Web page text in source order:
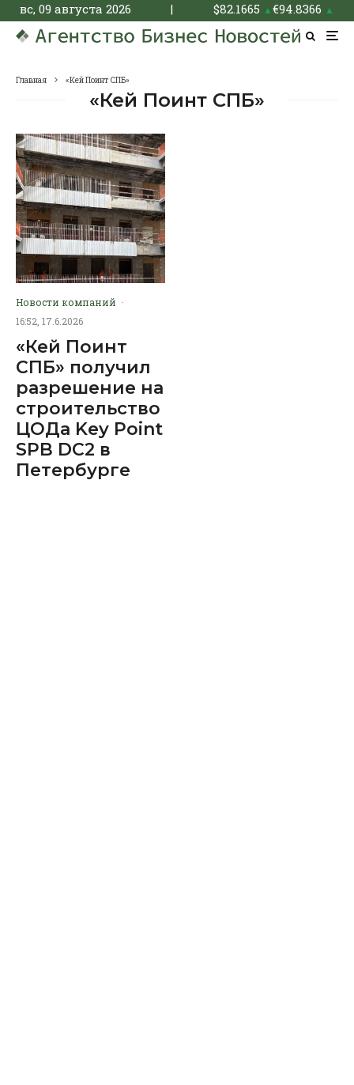
вс, 09 августа 2026 | $82.1665 ▲€94.8366 ▲
Главная «Кей Поинт СПБ»
«Кей Поинт СПБ»
Новости компаний ·
16:52, 17.6.2026
«Кей Поинт
СПБ» получил
разрешение на
строительство
ЦОДа Key Point
SPB DC2 в
Петербурге